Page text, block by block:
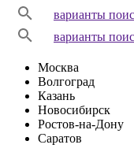
варианты
варианты
Москва
Волгоград
Казань
Новосибирск
Ростов-на-Дону
Саратов